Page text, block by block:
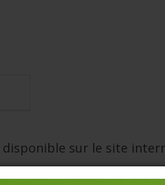
sur le site